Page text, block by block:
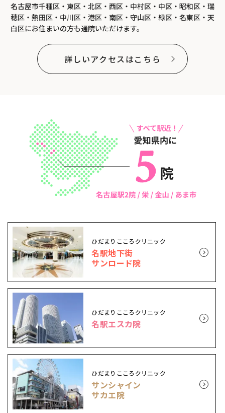
名古屋市千種区・東区・北区・西区・中村区・中区・昭和区・瑞
穂区・熱田区・中川区・港区・南区・守山区・緑区・名東区・天
白区にお住まいの方も通院いただけます。
詳しいアクセスはこちら
ひだまりこころクリニック
名駅地下街
サンロード院
ひだまりこころクリニック
名駅エスカ院
ひだまりこころクリニック
サンシャイン
サカエ院